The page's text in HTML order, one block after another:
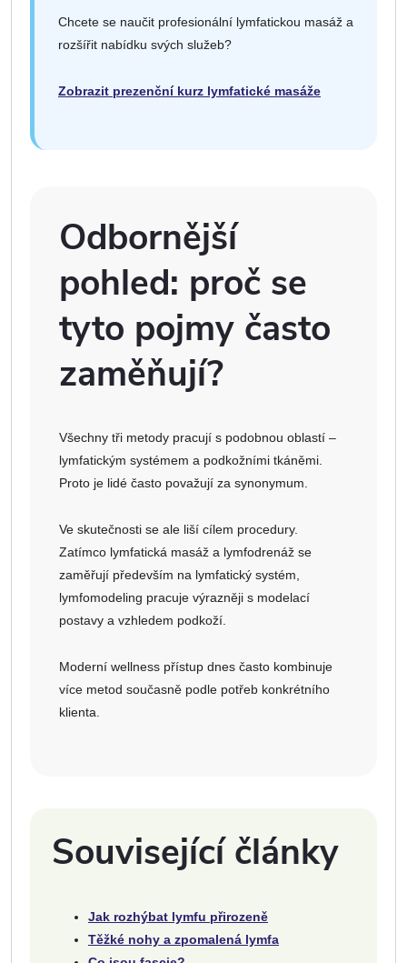
Chcete se naučit profesionální lymfatickou masáž a
rozšířit nabídku svých služeb?
Zobrazit prezenční kurz lymfatické masáže
Odbornější
pohled: proč se
tyto pojmy často
zaměňují?
Všechny tři metody pracují s podobnou oblastí –
lymfatickým systémem a podkožními tkáněmi.
Proto je lidé často považují za synonymum.
Ve skutečnosti se ale liší cílem procedury.
Zatímco lymfatická masáž a lymfodrenáž se
zaměřují především na lymfatický systém,
lymfomodeling pracuje výrazněji s modelací
postavy a vzhledem podkoží.
Moderní wellness přístup dnes často kombinuje
více metod současně podle potřeb konkrétního
klienta.
Související články
Jak rozhýbat lymfu přirozeně
Těžké nohy a zpomalená lymfa